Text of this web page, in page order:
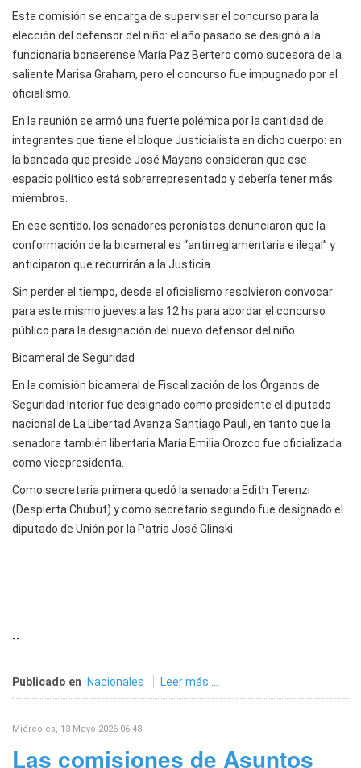
Esta comisión se encarga de supervisar el concurso para la
elección del defensor del niño: el año pasado se designó a la
funcionaria bonaerense María Paz Bertero como sucesora de la
saliente Marisa Graham, pero el concurso fue impugnado por el
oficialismo.
En la reunión se armó una fuerte polémica por la cantidad de
integrantes que tiene el bloque Justicialista en dicho cuerpo: en
la bancada que preside José Mayans consideran que ese
espacio político está sobrerrepresentado y debería tener más
miembros.
En ese sentido, los senadores peronistas denunciaron que la
conformación de la bicameral es “antirreglamentaria e ilegal” y
anticiparon que recurrirán a la Justicia.
Sin perder el tiempo, desde el oficialismo resolvieron convocar
para este mismo jueves a las 12 hs para abordar el concurso
público para la designación del nuevo defensor del niño.
Bicameral de Seguridad
En la comisión bicameral de Fiscalización de los Órganos de
Seguridad Interior fue designado como presidente el diputado
nacional de La Libertad Avanza Santiago Pauli, en tanto que la
senadora también libertaria María Emilia Orozco fue oficializada
como vicepresidenta.
Como secretaria primera quedó la senadora Edith Terenzi
(Despierta Chubut) y como secretario segundo fue designado el
diputado de Unión por la Patria José Glinski.
--
Publicado en Nacionales Leer más ...
Miércoles, 13 Mayo 2026 06:48
Las comisiones de Asuntos